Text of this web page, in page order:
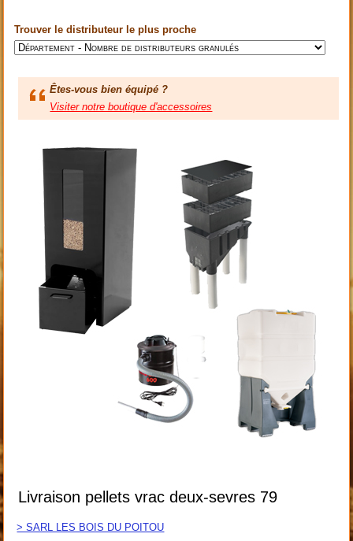
Trouver le distributeur le plus proche
Êtes-vous bien équipé ?
Visiter notre boutique d'accessoires
Livraison pellets vrac deux-sevres 79
> SARL LES BOIS DU POITOU